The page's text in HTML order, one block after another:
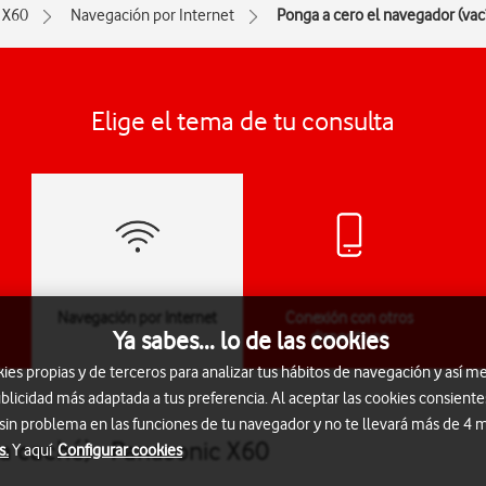
X60 Navegación por Internet Ponga a cero el navegador
Elige el tema de tu consulta
Navegación por Internet
Conexión con otros
dispositivos
caché) - Panasonic X60
Ya sabes... lo de las cookies
propias y de terceros para analizar tus hábitos de navegación y así
más adaptada a tus preferencia. Al aceptar las cookies
problema en las funciones de tu navegador y no te llevará más de 4
Y aquí Configurar cookies